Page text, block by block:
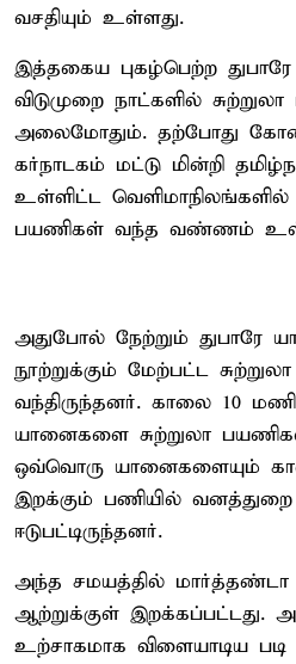
வசதியும் உள்ளது.
இத்தகைய புகழ்பெற்ற
விடுமுறை நாட்களில்
அலைமோதும். தற்போது
கர்நாடகம் மட்டு மின்றி
உள்ளிட்ட வெளிமாநிலங்களில்
பயணிகள் வந்த வண்ணம்
அதுபோல் நேற்றும் துபாரே
நூற்றுக்கும் மேற்பட்ட
வந்திருந்தனர். காலை 10
யானைகளை சுற்றுலா
ஒவ்வொரு யானைகளையும்
இறக்கும் பணியில்
ஈடுபட்டிருந்தனர்.
அந்த சமயத்தில்
ஆற்றுக்குள் இறக்கப்பட்டது.
உற்சாகமாக விளையாடிய படி